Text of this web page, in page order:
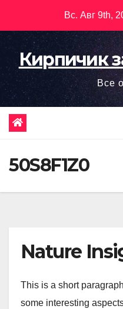
содержимому
Вс. Авг 9th,
Кирпичик
Все
50S8F1Z0
Nature
This is a short
some interesting